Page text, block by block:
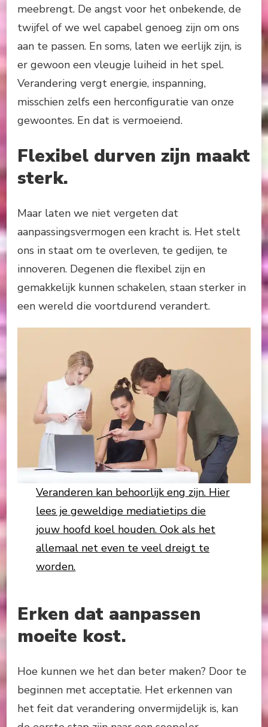
meebrengt. De angst voor het onbekende, de
twijfel of we wel capabel genoeg zijn om ons
aan te passen. En soms, laten we eerlijk zijn, is
er gewoon een vleugje luiheid in het spel.
Verandering vergt energie, inspanning,
misschien zelfs een herconfiguratie van onze
gewoontes. En dat is vermoeiend.
Flexibel durven zijn maakt
sterk.
Maar laten we niet vergeten dat
aanpassingsvermogen een kracht is. Het stelt
ons in staat om te overleven, te gedijen, te
innoveren. Degenen die flexibel zijn en
gemakkelijk kunnen schakelen, staan sterker in
een wereld die voortdurend verandert.
Veranderen kan behoorlijk eng zijn. Hier
lees je geweldige mediatietips die
jouw hoofd koel houden. Ook als het
allemaal net even te veel dreigt te
worden.
Erken dat aanpassen
moeite kost.
Hoe kunnen we het dan beter maken? Door te
beginnen met acceptatie. Het erkennen van
het feit dat verandering onvermijdelijk is, kan